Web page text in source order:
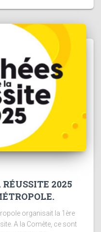
RÉUSSITE 2025
organisait la 1ère
A la Comète, ce sont